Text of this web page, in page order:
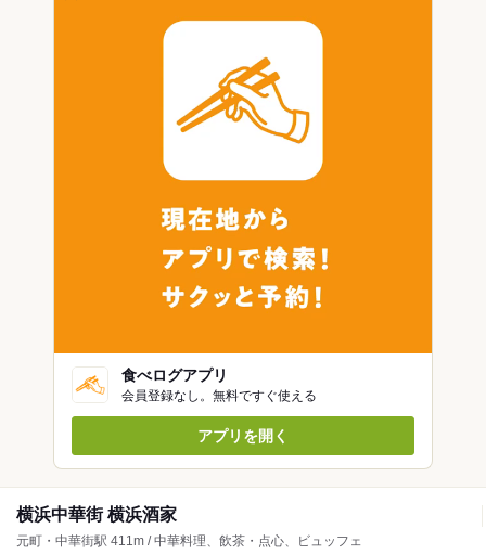
食べログアプリ
会員登録なし。無料ですぐ使える
アプリを開く
横浜中華街 横浜酒家
元町・中華街駅 411m / 中華料理、飲茶・点心、ビュッフェ